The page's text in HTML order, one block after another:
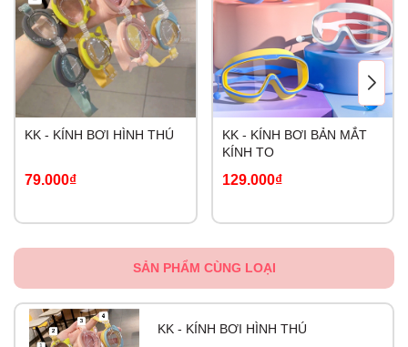
KK - KÍNH BƠI HÌNH THÚ
79.000₫
KK - KÍNH BƠI BẢN MẮT
KÍNH TO
129.000₫
SẢN PHẨM CÙNG LOẠI
KK - KÍNH BƠI HÌNH THÚ